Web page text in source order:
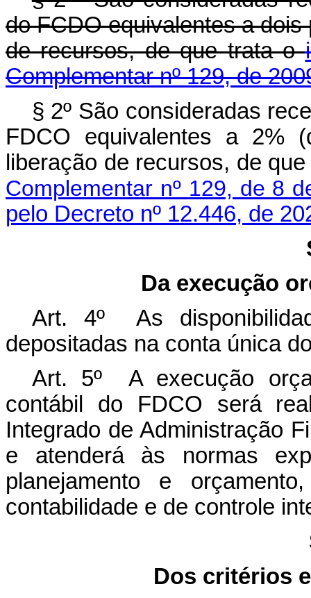
do FCDO equivalentes a
de recursos, de que trata o
Complementar nº 129, de
§ 2º São consideradas
FDCO equivalentes a 2%
liberação de recursos, de
Complementar nº 129, de 8
pelo Decreto nº 12.446, de
Da execução
Art. 4º As
depositadas na conta única
Art. 5º A execução
contábil do FDCO será
Integrado de Administração
e atenderá às normas
planejamento e
contabilidade e de controle
Dos critérios